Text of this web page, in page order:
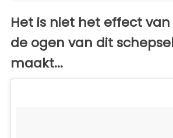
Het is niet het effect
de ogen van dit
maakt...